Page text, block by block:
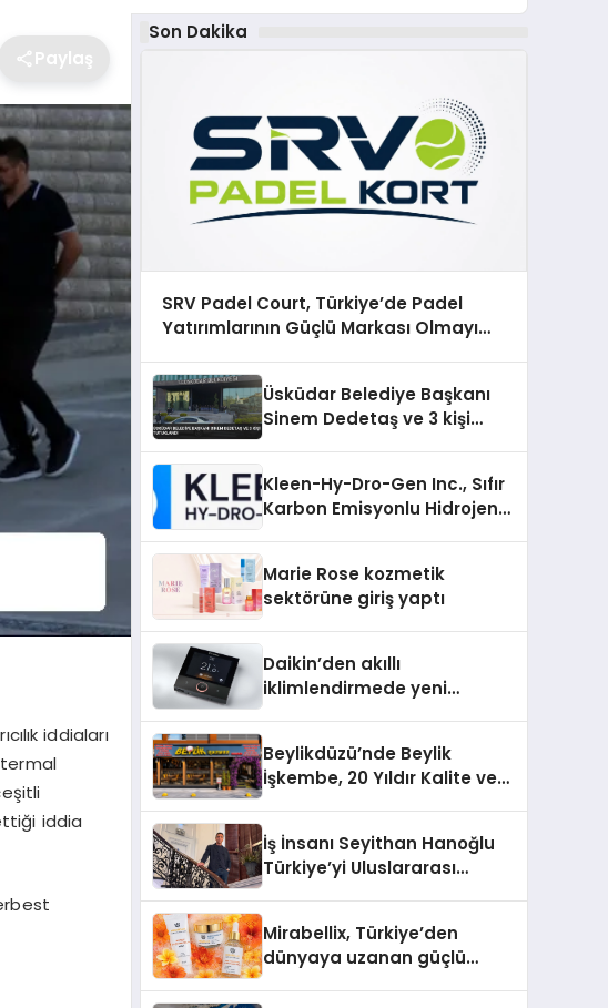
Paylaş
iddiaları
iddia
Son Dakika
SRV Padel Court, Türkiye’de Padel
Yatırımlarının Güçlü Markası Olmayı
Üsküdar Belediye Başkanı
Sinem Dedetaş ve 3 kişi
Kleen-Hy-Dro-Gen Inc., Sıfır
Karbon Emisyonlu Hidrojen
Aldı
Marie Rose kozmetik
sektörüne giriş yaptı
Daikin’den akıllı
iklimlendirmede yeni
Beylikdüzü’nde Beylik
İşkembe, 20 Yıldır Kalite ve
İş İnsanı Seyithan Hanoğlu
Türkiye’yi Uluslararası
Mirabellix, Türkiye’den
dünyaya uzanan güçlü